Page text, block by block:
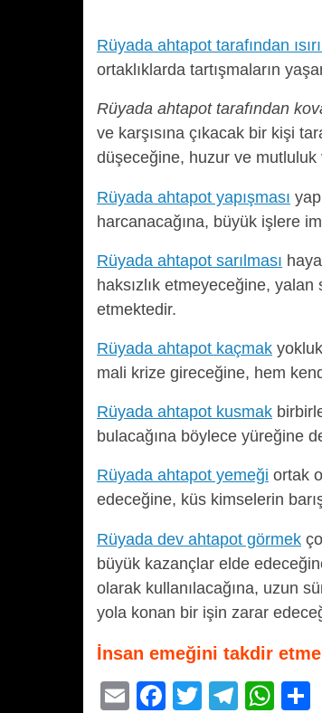
Rüyada ahtapot tarafından
ortaklıklarda tartışmaların
Rüyada ahtapot tarafından
ve karşısına çıkacak bir kişi
düşeceğine, huzur ve
Rüyada ahtapot yapışması
harcanacağına, büyük işlere
Rüyada ahtapot sarılması
haksızlık etmeyeceğine,
etmektedir.
Rüyada ahtapot kaçmak
mali krize gireceğine, hem
Rüyada ahtapot kusmak
bulacağına böylece yüreğine
Rüyada ahtapot yemeği ortak
edeceğine, küs kimselerin
Rüyada dev ahtapot görmek
büyük kazançlar elde
olarak kullanılacağına, uzun
yola konan bir işin zarar
İnsan emeğini takdir
E
F
T
T
W